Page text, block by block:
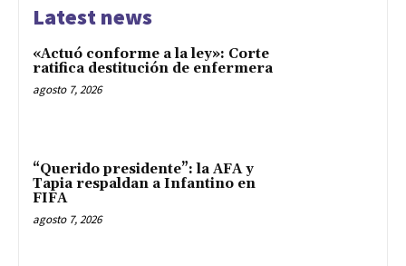
Latest news
«Actuó conforme a la ley»: Corte
ratifica destitución de enfermera
agosto 7, 2026
“Querido presidente”: la AFA y
Tapia respaldan a Infantino en
FIFA
agosto 7, 2026